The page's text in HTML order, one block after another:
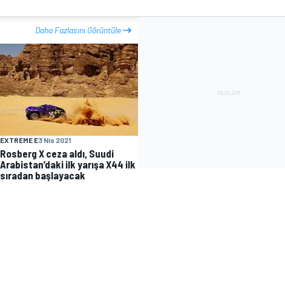
Daha Fazlasını Görüntüle
EXTREME E3 Nis 2021
Rosberg X ceza aldı, Suudi
Arabistan’daki ilk yarışa X44 ilk
sıradan başlayacak